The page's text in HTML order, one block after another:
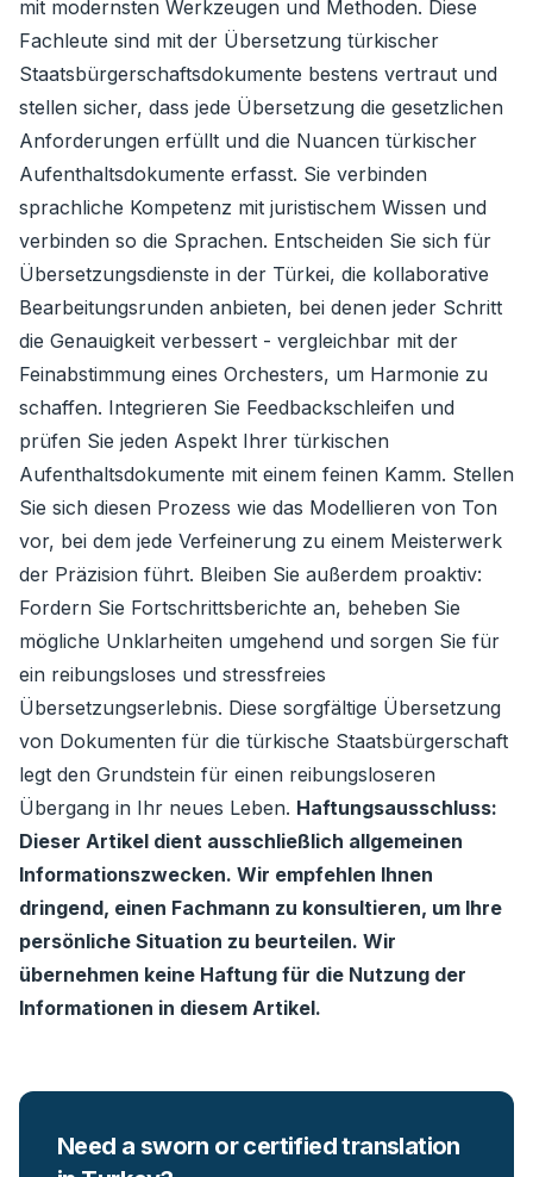
mit modernsten Werkzeugen und Methoden. Diese
Fachleute sind mit der Übersetzung türkischer
Staatsbürgerschaftsdokumente bestens vertraut und
stellen sicher, dass jede Übersetzung die gesetzlichen
Anforderungen erfüllt und die Nuancen türkischer
Aufenthaltsdokumente erfasst. Sie verbinden
sprachliche Kompetenz mit juristischem Wissen und
verbinden so die Sprachen. Entscheiden Sie sich für
Übersetzungsdienste in der Türkei, die kollaborative
Bearbeitungsrunden anbieten, bei denen jeder Schritt
die Genauigkeit verbessert - vergleichbar mit der
Feinabstimmung eines Orchesters, um Harmonie zu
schaffen. Integrieren Sie Feedbackschleifen und
prüfen Sie jeden Aspekt Ihrer türkischen
Aufenthaltsdokumente mit einem feinen Kamm. Stellen
Sie sich diesen Prozess wie das Modellieren von Ton
vor, bei dem jede Verfeinerung zu einem Meisterwerk
der Präzision führt. Bleiben Sie außerdem proaktiv:
Fordern Sie Fortschrittsberichte an, beheben Sie
mögliche Unklarheiten umgehend und sorgen Sie für
ein reibungsloses und stressfreies
Übersetzungserlebnis. Diese sorgfältige Übersetzung
von Dokumenten für die türkische Staatsbürgerschaft
legt den Grundstein für einen reibungsloseren
Übergang in Ihr neues Leben. Haftungsausschluss:
Dieser Artikel dient ausschließlich allgemeinen
Informationszwecken. Wir empfehlen Ihnen
dringend, einen Fachmann zu konsultieren, um Ihre
persönliche Situation zu beurteilen. Wir
übernehmen keine Haftung für die Nutzung der
Informationen in diesem Artikel.
Need a sworn or certified translation